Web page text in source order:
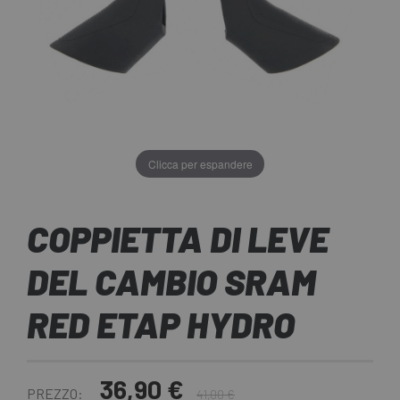
Clicca per espandere
COPPIETTA DI LEVE
DEL CAMBIO SRAM
RED ETAP HYDRO
PREZZO: 36,90 € 41,00 €